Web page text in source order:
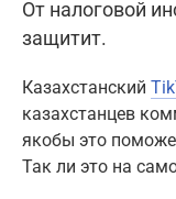
От налоговой
защитит.
Казахстанский
казахстанцев
якобы это
Так ли это на